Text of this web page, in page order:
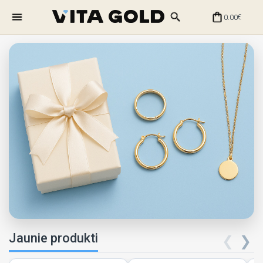
0.00€
Jaunie produkti ❮ ❯